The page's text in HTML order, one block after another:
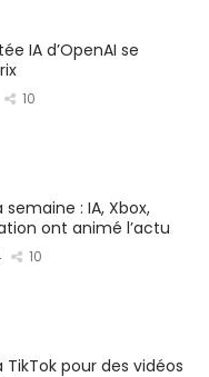
IA d’OpenAI se
10
: IA, Xbox,
ont animé l’actu
10
TikTok pour des vidéos